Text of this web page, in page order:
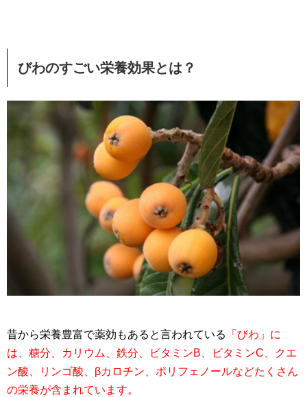
びわのすごい栄養効果とは？
昔から栄養豊富で薬効もあると言われている
「びわ」に
は、糖分、カリウム、鉄分、ビタミンB、ビタミンC、クエ
ン酸、リンゴ酸、βカロチン、ポリフェノールなどたくさん
の栄養が含まれています。